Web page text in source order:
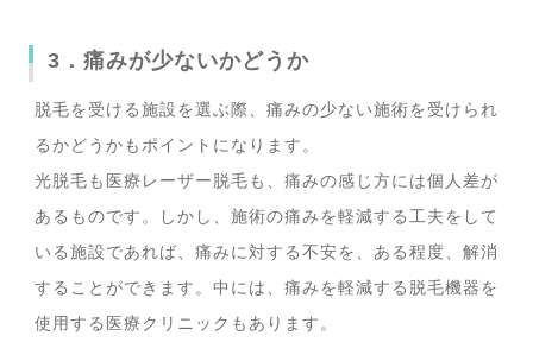
3．痛みが少ないかどうか
脱毛を受ける施設を選ぶ際、痛みの少ない施術を受けられ
るかどうかもポイントになります。
光脱毛も医療レーザー脱毛も、痛みの感じ方には個人差が
あるものです。しかし、施術の痛みを軽減する工夫をして
いる施設であれば、痛みに対する不安を、ある程度、解消
することができます。中には、痛みを軽減する脱毛機器を
使用する医療クリニックもあります。